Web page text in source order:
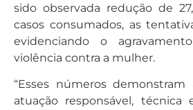
sido observada redução de
casos consumados, as
evidenciando o
violência contra a mulher.
“Esses números
atuação responsável, técnica